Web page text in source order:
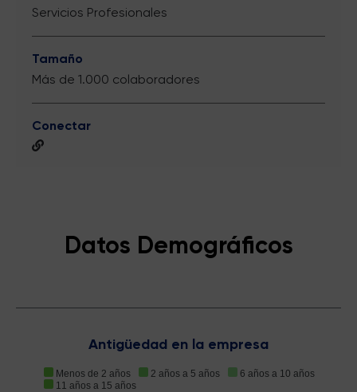
Servicios Profesionales
Tamaño
Más de 1.000 colaboradores
Conectar
Datos Demográficos
Antigüedad en la empresa
Menos de 2 años 2 años a 5 años
6 años a 10 años
11 años a 15 años